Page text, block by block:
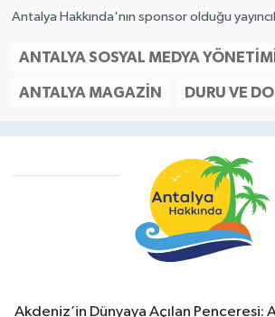
Antalya Hakkında'nın sponsor olduğu
ANTALYA SOSYAL MEDYA YÖNETIMI
ANTALYA MAGAZIN DURU VE
Akdeniz’in Dünyaya Açılan Penceresi: